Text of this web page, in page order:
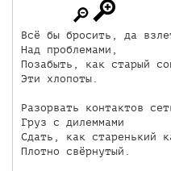
Всё бы бросить, да
Над проблемами,
Позабыть, как старый
Эти хлопоты.
Разорвать контактов
Груз с дилеммами
Сдать, как старенький
Плотно свёрнутый.